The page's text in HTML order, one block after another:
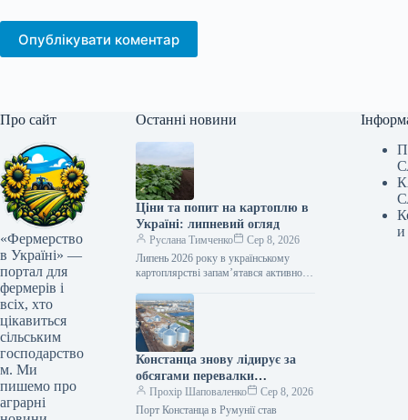
Опублікувати коментар
Про сайт
«Фермерство
в Україні» —
портал для
фермерів і
всіх, хто
цікавиться
сільським
господарство
м. Ми
пишемо про
аграрні
Останні новини
Ціни та попит на картоплю в
Україні: липневий огляд
Руслана Тимченко
Сер 8, 2026
Липень 2026 року в українському
картоплярстві запам’ятався активною
презентацією першого
загальнонаціонального дослідження
споживання картоплі, сезонним
зниженням…
Констанца знову лідирує за
обсягами перевалки
українських вантажів
Прохір Шаповаленко
Сер 8, 2026
Порт Констанца в Румунії став
и